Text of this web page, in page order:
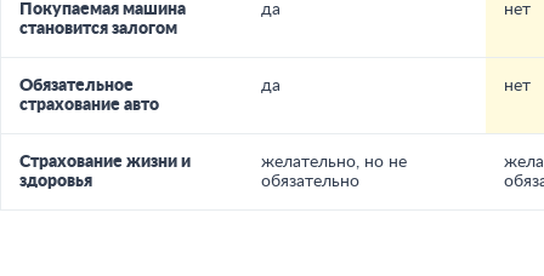
Покупаемая машина
становится залогом
да нет
Обязательное
страхование авто
да нет
Страхование жизни и
здоровья
желательно, но не
обязательно